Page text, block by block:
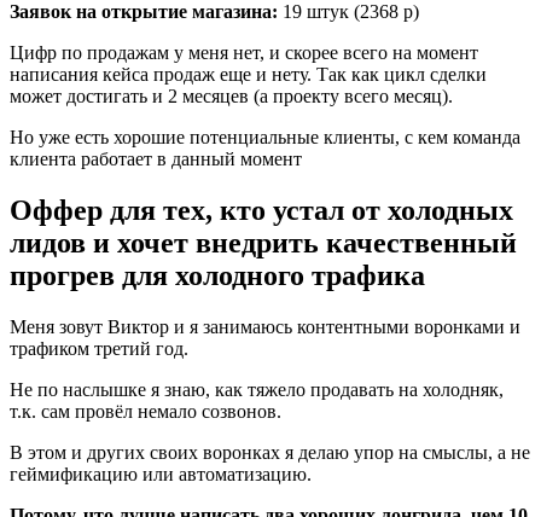
Заявок на открытие магазина: 19 штук (2368 р)
Цифр по продажам у меня нет, и скорее всего на момент
написания кейса продаж еще и нету. Так как цикл сделки
может достигать и 2 месяцев (а проекту всего месяц).
Но уже есть хорошие потенциальные клиенты, с кем команда
клиента работает в данный момент
Оффер для тех, кто устал от холодных
лидов и хочет внедрить качественный
прогрев для холодного трафика
Меня зовут Виктор и я занимаюсь контентными воронками и
трафиком третий год.
Не по наслышке я знаю, как тяжело продавать на холодняк,
т.к. сам провёл немало созвонов.
В этом и других своих воронках я делаю упор на смыслы, а не
геймификацию или автоматизацию.